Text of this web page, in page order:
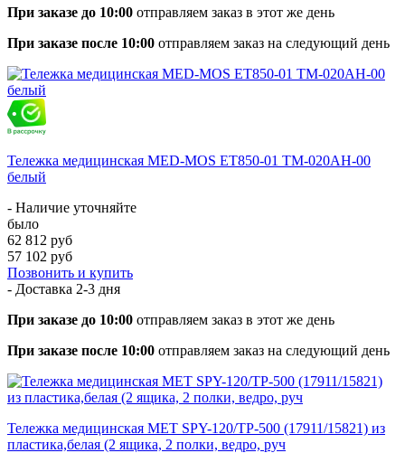
При заказе до 10:00 отправляем заказ в этот же день
При заказе после 10:00 отправляем заказ на следующий день
Тележка медицинская MED-MOS ЕТ850-01 ТМ-020АН-00
белый
- Наличие уточняйте
было
62 812 руб
57 102 руб
Позвонить и купить
- Доставка 2-3 дня
При заказе до 10:00 отправляем заказ в этот же день
При заказе после 10:00 отправляем заказ на следующий день
Тележка медицинская МЕТ SPY-120/ТP-500 (17911/15821) из
пластика,белая (2 ящика, 2 полки, ведро, руч